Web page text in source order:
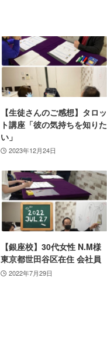
【生徒さんのご感想】タロッ
ト講座「彼の気持ちを知りた
い」
2023年12月24日
【銀座校】30代女性 N.M様
東京都世田谷区在住 会社員
2022年7月29日